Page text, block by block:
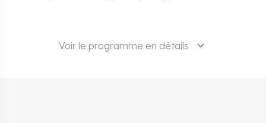
Voir le programme en détails